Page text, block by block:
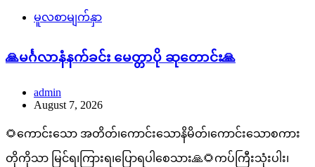
မူလစာမျက်နှာ
🙏မင်္ဂလာနံနက်ခင်း မေတ္တာပို ဆုတောင်း🙏
admin
August 7, 2026
🌻ကောင်းသော အတိတ်၊ကောင်းသောနိမိတ်၊ကောင်းသောစကား
တိုကိုသာ မြင်ရ၊ကြားရ၊ပြောရပါစေသား🙏🌻ကပ်ကြီးသုံးပါး၊